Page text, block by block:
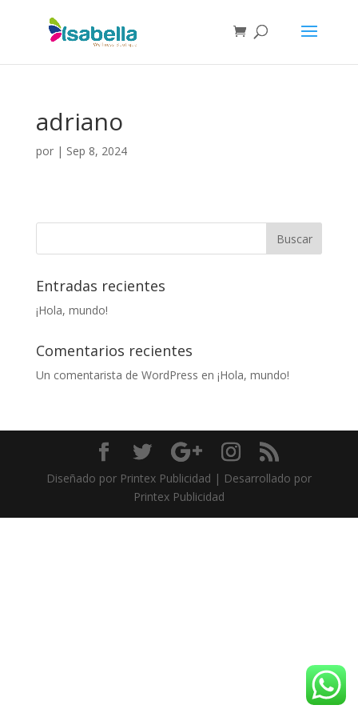
adriano
por | Sep 8, 2024
Entradas recientes
¡Hola, mundo!
Comentarios recientes
Un comentarista de WordPress en ¡Hola, mundo!
Diseñado por Printex Publicidad | Desarrollado por
Printex Publicidad